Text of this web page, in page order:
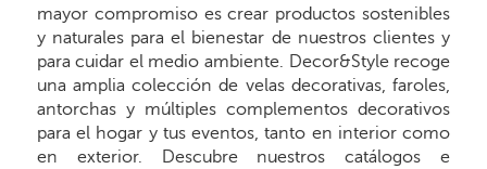
mayor compromiso es crear productos sostenibles
y naturales para el bienestar de nuestros clientes y
para cuidar el medio ambiente. Decor&Style recoge
una amplia colección de velas decorativas, faroles,
antorchas y múltiples complementos decorativos
para el hogar y tus eventos, tanto en interior como
en exterior. Descubre nuestros catálogos e